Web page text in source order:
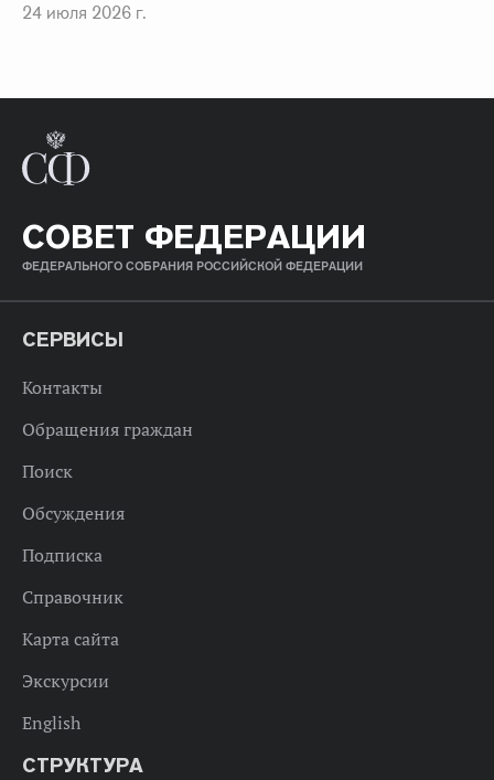
24 июля 2026 г.
СОВЕТ ФЕДЕРАЦИИ
ФЕДЕРАЛЬНОГО СОБРАНИЯ РОССИЙСКОЙ ФЕДЕРАЦИИ
СЕРВИСЫ
Контакты
Обращения граждан
Поиск
Обсуждения
Подписка
Справочник
Карта сайта
Экскурсии
English
СТРУКТУРА